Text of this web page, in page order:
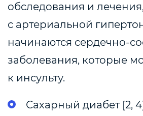
обследования и
с артериальной
начинаются сердечно-
заболевания, которые
к инсульту.
Сахарный диабет [2,